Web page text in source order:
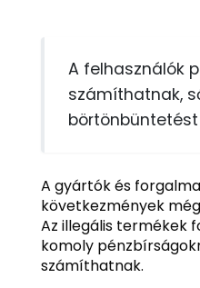
A felhasználók
számíthatnak,
A gyártók és
következmények
Az illegális termékek
komoly
számíthatnak.